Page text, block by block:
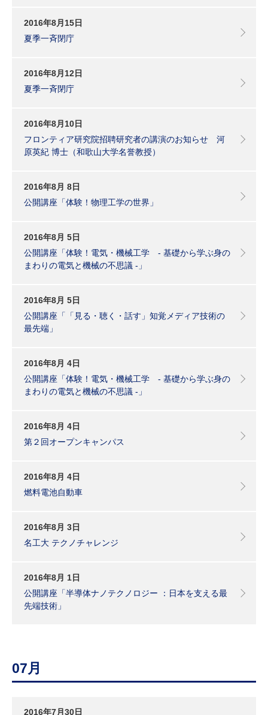
2016年8月15日
夏季一斉閉庁
2016年8月12日
夏季一斉閉庁
2016年8月10日
フロンティア研究院招聘研究者の講演のお知らせ 河
原英紀 博士（和歌山大学名誉教授）
2016年8月 8日
公開講座「体験！物理工学の世界」
2016年8月 5日
公開講座「体験！電気・機械工学 - 基礎から学ぶ身の
まわりの電気と機械の不思議 -」
2016年8月 5日
公開講座「「見る・聴く・話す」知覚メディア技術の
最先端」
2016年8月 4日
公開講座「体験！電気・機械工学 - 基礎から学ぶ身の
まわりの電気と機械の不思議 -」
2016年8月 4日
第２回オープンキャンパス
2016年8月 4日
燃料電池自動車
2016年8月 3日
名工大 テクノチャレンジ
2016年8月 1日
公開講座「半導体ナノテクノロジー ：日本を支える最
先端技術」
07月
2016年7月30日